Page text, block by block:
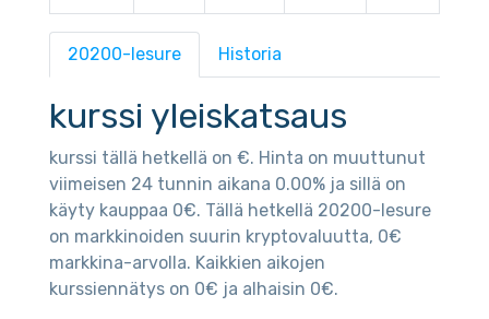
20200-lesure Historia
kurssi yleiskatsaus
kurssi tällä hetkellä on €. Hinta on muuttunut
viimeisen 24 tunnin aikana 0.00% ja sillä on
käyty kauppaa 0€. Tällä hetkellä 20200-lesure
on markkinoiden suurin kryptovaluutta, 0€
markkina-arvolla. Kaikkien aikojen
kurssiennätys on 0€ ja alhaisin 0€.